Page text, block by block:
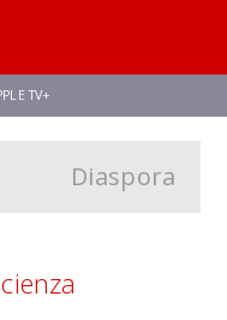
TV+
AVENGERS: DOOMSDAY
Diaspora